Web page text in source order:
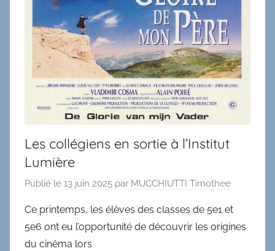
Les collégiens en sortie à l’Institut
Lumière
Publié le 13 juin 2025 par MUCCHIUTTI Timothee
Ce printemps, les élèves des classes de 5e1 et
5e6 ont eu l’opportunité de découvrir les origines
du cinéma lors